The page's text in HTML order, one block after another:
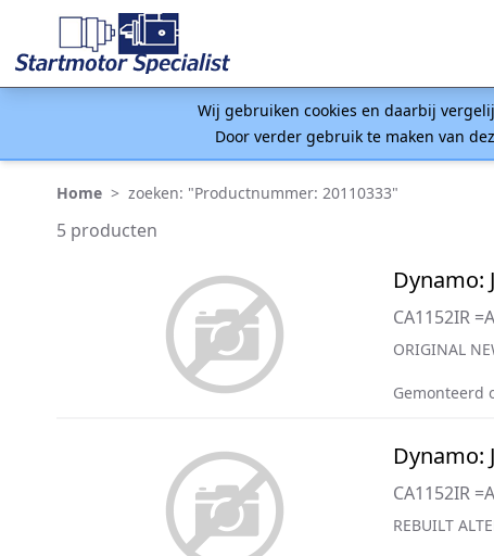
Wij gebruiken cookies en daarbij
Door verder gebruik te maken van
Home > zoeken: "Productnummer: 20110333"
5 producten
Dynamo:
CA1152IR
ORIGINAL
Gemonteerd
Dynamo:
CA1152IR
REBUILT